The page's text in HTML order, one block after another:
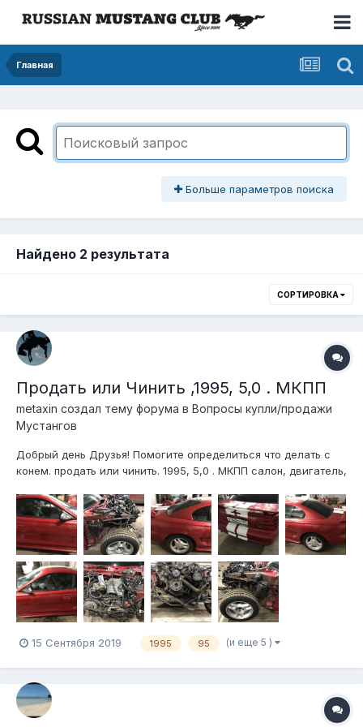
Главная
Больше параметров поиска
Найдено 2 результата
СОРТИРОВКА
Продать или Чинить ,1995, 5,0 . МКПП
metaxin создал тему форума в Вопросы купли/продажи
Мустангов
Добрый день Друзья! Помогите определиться что делать с
конем. продать или чинить. 1995, 5,0 . МКПП салон, двигатель,
лонжерону, капот, телевизор, радиаторы, фары, если у кого
есть опыт и время прошу помочь советом как и что де...
15 Сентября 2019 1995 95 (и еще 5 )